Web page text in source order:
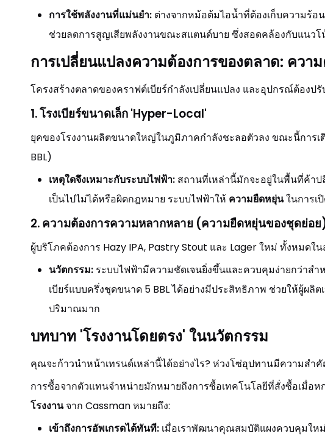
การใช้พลังงานที่แม่นยำ: ต่างจากหม้อต้มไอน้ำที่ต้องเก็บความร้
ช่วยลดการสูญเสียพลังงานขณะสแตนด์บาย ซึ่งสอดคล้องกับแน
การเปลี่ยนแปลงความต้องการของตลาด: ควา
โครงสร้างตลาดของคราฟต์เบียร์กำลังเปลี่ยนแปลง และอุปกรณ์ต้องปรั
1. โรงเบียร์ขนาดเล็ก 'Hyper-Local'
ยุคของโรงงานผลิตขนาดใหญ่ในภูมิภาคกำลังชะลอตัวลง ขณะนี้การเ
BBL)
เหตุใดจึงเหมาะกับระบบไฟฟ้า: สถานที่เหล่านี้มักจะอยู่ในพื้นที่ค้า
เป็นไปไม่ได้หรือผิดกฎหมาย ระบบไฟฟ้าให้ ความยืดหยุ่นในการเ
2. ความต้องการความหลากหลาย (ความยืดหยุ่นของชุดย่อย
ผู้บริโภคต้องการ Hazy IPA, Pastry Stout และ Lager ใหม่ ทั้งหมดใ
นวัตกรรม: ระบบไฟฟ้ามีความชัดเจนยิ่งขึ้นและควบคุมง่ายกว่าส
เบียร์แบบครึ่งชุดขนาด 5 BBL ได้อย่างมีประสิทธิภาพ ช่วยให้ผู้ผลิ
ปริมาณมาก
บทบาท 'โรงงานโดยตรง' ในนวัตกรรม
คุณจะก้าวนำหน้าเทรนด์เหล่านี้ได้อย่างไร? ห่วงโซ่อุปทานมีความสำ
การซื้อจากตัวแทนจำหน่ายมักหมายถึงการซื้อเทคโนโลยีที่สั่งซื้อเมื่อห
โรงงานจาก Cassman หมายถึง:
เข้าถึงการอัพเกรดได้ทันที: เมื่อเราพัฒนาคุณสมบัติแผงควบคุมให